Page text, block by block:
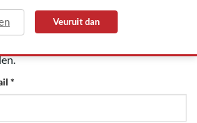
Voer je gebruikersnaam of e-
*
Veuruit dan